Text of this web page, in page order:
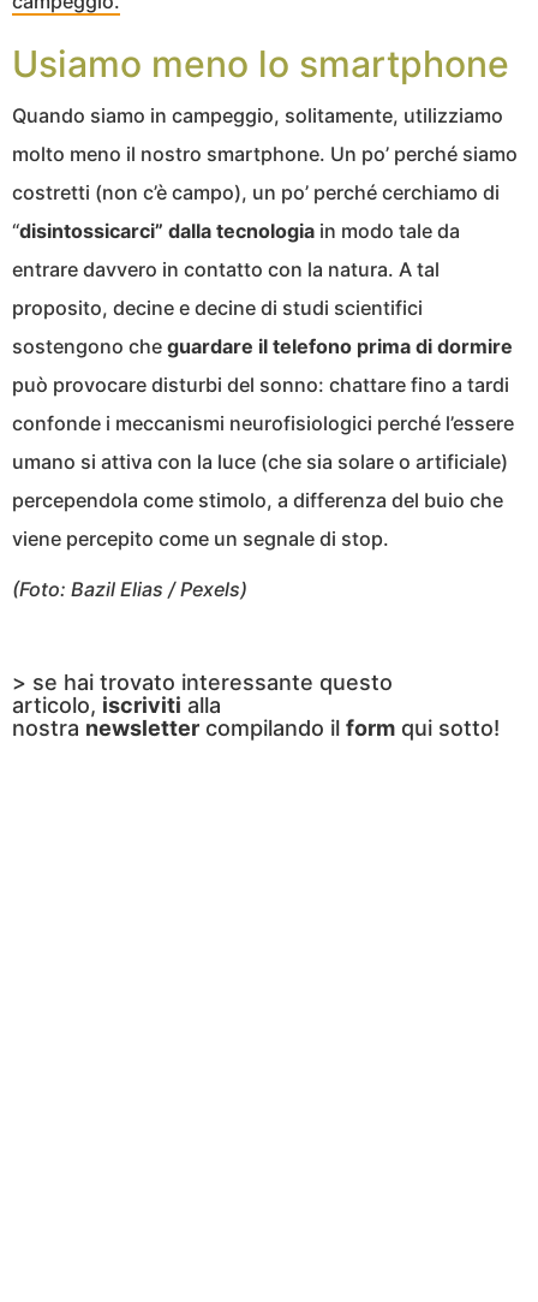
Usiamo meno lo smartphone
Quando siamo in campeggio, solitamente, utilizziamo
molto meno il nostro smartphone. Un po’ perché siamo
costretti (non c’è campo), un po’ perché cerchiamo di
“disintossicarci” dalla tecnologia in modo tale da
entrare davvero in contatto con la natura. A tal
proposito, decine e decine di studi scientifici
sostengono che guardare il telefono prima di dormire
può provocare disturbi del sonno: chattare fino a tardi
confonde i meccanismi neurofisiologici perché l’essere
umano si attiva con la luce (che sia solare o artificiale)
percependola come stimolo, a differenza del buio che
viene percepito come un segnale di stop.
(Foto: Bazil Elias / Pexels)
> se hai trovato interessante questo
articolo, iscriviti alla
nostra newsletter compilando il form qui sotto!